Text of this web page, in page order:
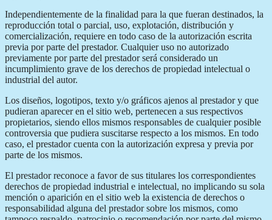
Independientemente de la finalidad para la que fueran destinados, la
reproducción total o parcial, uso, explotación, distribución y
comercialización, requiere en todo caso de la autorización escrita
previa por parte del prestador. Cualquier uso no autorizado
previamente por parte del prestador será considerado un
incumplimiento grave de los derechos de propiedad intelectual o
industrial del autor.
Los diseños, logotipos, texto y/o gráficos ajenos al prestador y que
pudieran aparecer en el sitio web, pertenecen a sus respectivos
propietarios, siendo ellos mismos responsables de cualquier posible
controversia que pudiera suscitarse respecto a los mismos. En todo
caso, el prestador cuenta con la autorización expresa y previa por
parte de los mismos.
El prestador reconoce a favor de sus titulares los correspondientes
derechos de propiedad industrial e intelectual, no implicando su sola
mención o aparición en el sitio web la existencia de derechos o
responsabilidad alguna del prestador sobre los mismos, como